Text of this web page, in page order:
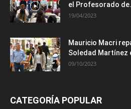
el Profesorado
19/04/2023
Mauricio Macri
Soledad Martínez
09/10/2023
CATEGORÍA POPULAR